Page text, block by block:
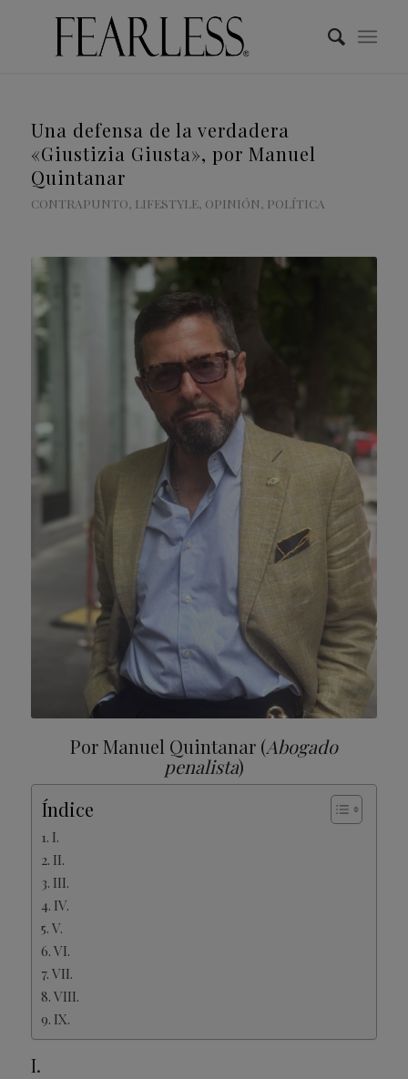
Una defensa de la verdadera
«Giustizia Giusta», por Manuel
Quintanar
CONTRAPUNTO, LIFESTYLE, OPINIÓN, POLÍTICA
Por Manuel Quintanar (Abogado
penalista)
Índice
I.
II.
III.
IV.
V.
VI.
VII.
VIII.
IX.
I.